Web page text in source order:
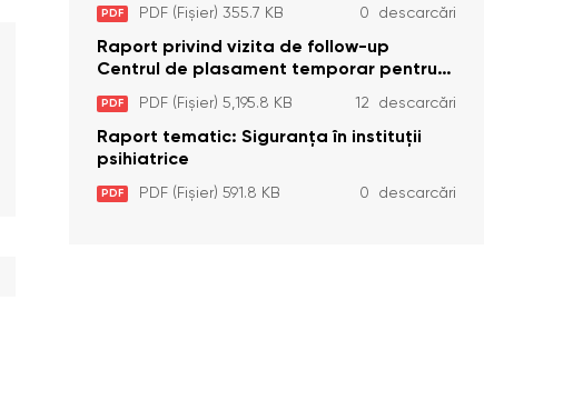
Dizabilități (Adulte) din s. Brînzeni, r.
Edineț, din data de 25 mai 2026
PDF PDF (Fișier) 355.7 KB 0 descarcări
Raport privind vizita de follow-up
Centrul de plasament temporar pentru
persoanele cu dizabilități (adulte)
Bădiceni, Soroca (11 iunie 2026)
PDF PDF (Fișier) 5,195.8 KB 12 descarcări
Raport tematic: Siguranța în instituții
psihiatrice
PDF PDF (Fișier) 591.8 KB 0 descarcări